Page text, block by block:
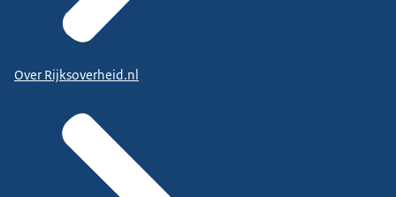
Over Rijksoverheid.nl